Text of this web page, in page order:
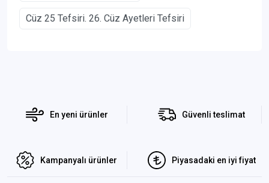
Cüz 25 Tefsiri. 26. Cüz Ayetleri Tefsiri
En yeni ürünler Güvenli teslimat
Kampanyalı ürünler Piyasadaki en iyi fiyat